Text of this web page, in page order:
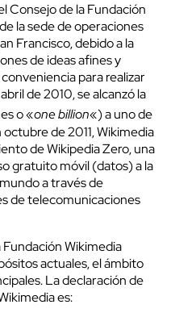
Consejo de la Fundación
la sede de operaciones
Francisco, debido a la
de ideas afines y
para realizar
de 2010, se alcanzó la
o «one billion«) a uno de
de 2011, Wikimedia
de Wikipedia Zero, una
gratuito móvil (datos) a la
a través de
de telecomunicaciones
Wikimedia
actuales, el ámbito
La declaración de
es: